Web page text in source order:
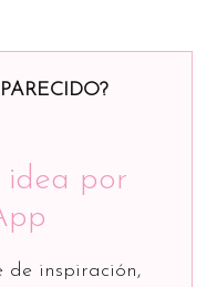
idea por
de inspiración,